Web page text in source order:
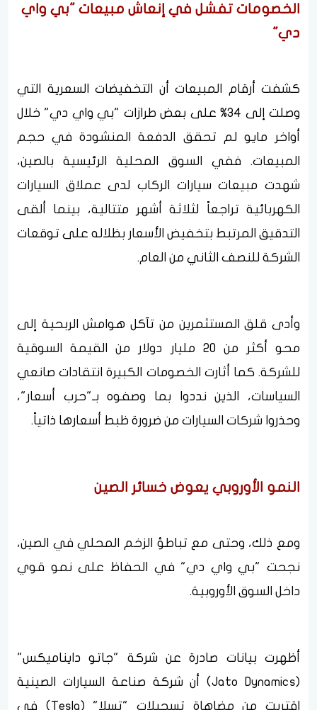
الخصومات تفشل في إنعاش مبيعات "بي واي
دي"
كشفت أرقام المبيعات أن التخفيضات السعرية التي
وصلت إلى 34% على بعض طرازات "بي واي دي" خلال
أواخر مايو لم تحقق الدفعة المنشودة في حجم
المبيعات. ففي السوق المحلية الرئيسية بالصين،
شهدت مبيعات سيارات الركاب لدى عملاق السيارات
الكهربائية تراجعاً لثلاثة أشهر متتالية، بينما ألقى
التدقيق المرتبط بتخفيض الأسعار بظلاله على توقعات
الشركة للنصف الثاني من العام.
وأدى قلق المستثمرين من تآكل هوامش الربحية إلى
محو أكثر من 20 مليار دولار من القيمة السوقية
للشركة. كما أثارت الخصومات الكبيرة انتقادات صانعي
السياسات، الذين نددوا بما وصفوه بـ"حرب أسعار"،
وحذروا شركات السيارات من ضرورة ظبط أسعارها ذاتياً.
النمو الأوروبي يعوض خسائر الصين
ومع ذلك، وحتى مع تباطؤ الزخم المحلي في الصين،
نجحت "بي واي دي" في الحفاظ على نمو قوي
داخل السوق الأوروبية.
أظهرت بيانات صادرة عن شركة "جاتو دايناميكس"
(Jato Dynamics) أن شركة صناعة السيارات الصينية
اقتربت من مضاهاة تسجيلات "تسلا" (Tesla) في